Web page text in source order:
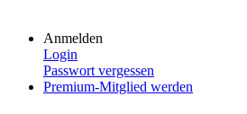
Anmelden
Login
Passwort vergessen
Premium-Mitglied werden